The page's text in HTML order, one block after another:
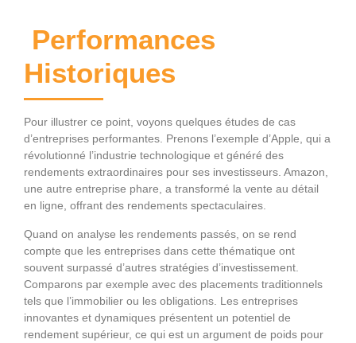
Performances
Historiques
Pour illustrer ce point, voyons quelques études de cas
d’entreprises performantes. Prenons l’exemple d’Apple, qui a
révolutionné l’industrie technologique et généré des
rendements extraordinaires pour ses investisseurs. Amazon,
une autre entreprise phare, a transformé la vente au détail
en ligne, offrant des rendements spectaculaires.
Quand on analyse les rendements passés, on se rend
compte que les entreprises dans cette thématique ont
souvent surpassé d’autres stratégies d’investissement.
Comparons par exemple avec des placements traditionnels
tels que l’immobilier ou les obligations. Les entreprises
innovantes et dynamiques présentent un potentiel de
rendement supérieur, ce qui est un argument de poids pour